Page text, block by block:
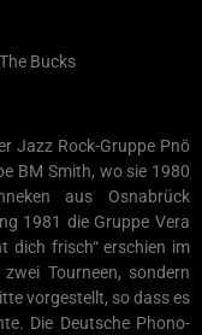
Bucks
Jazz Rock-Gruppe Pnö
BM Smith, wo sie 1980
aus Osnabrück
1981 die Gruppe Vera
dich frisch“ erschien im
Tourneen, sondern
vorgestellt, so dass es
Die Deutsche Phono-